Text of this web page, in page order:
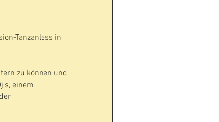
Tanzanlass in
zu können und
einem